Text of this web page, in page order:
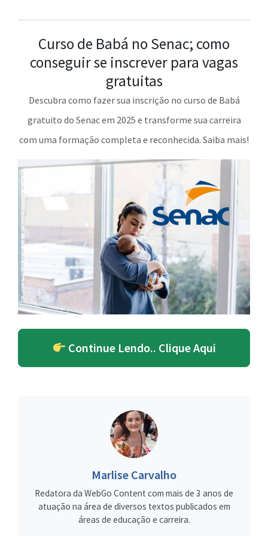
Curso de Babá no Senac; como
conseguir se inscrever para vagas
gratuitas
Descubra como fazer sua inscrição no curso de Babá
gratuito do Senac em 2025 e transforme sua carreira
com uma formação completa e reconhecida. Saiba mais!
Continue Lendo.. Clique Aqui
Marlise Carvalho
Redatora da WebGo Content com mais de 3 anos de
atuação na área de diversos textos publicados em
áreas de educação e carreira.